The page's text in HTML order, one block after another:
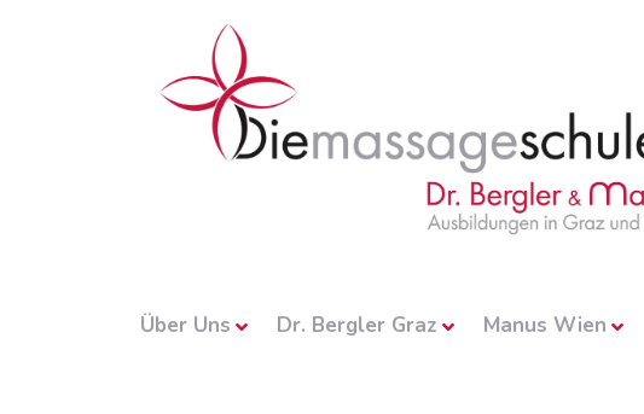
Über Uns Dr. Bergler Graz Manus Wien